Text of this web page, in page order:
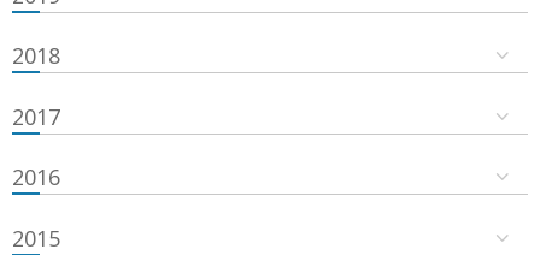
2018
2017
2016
2015